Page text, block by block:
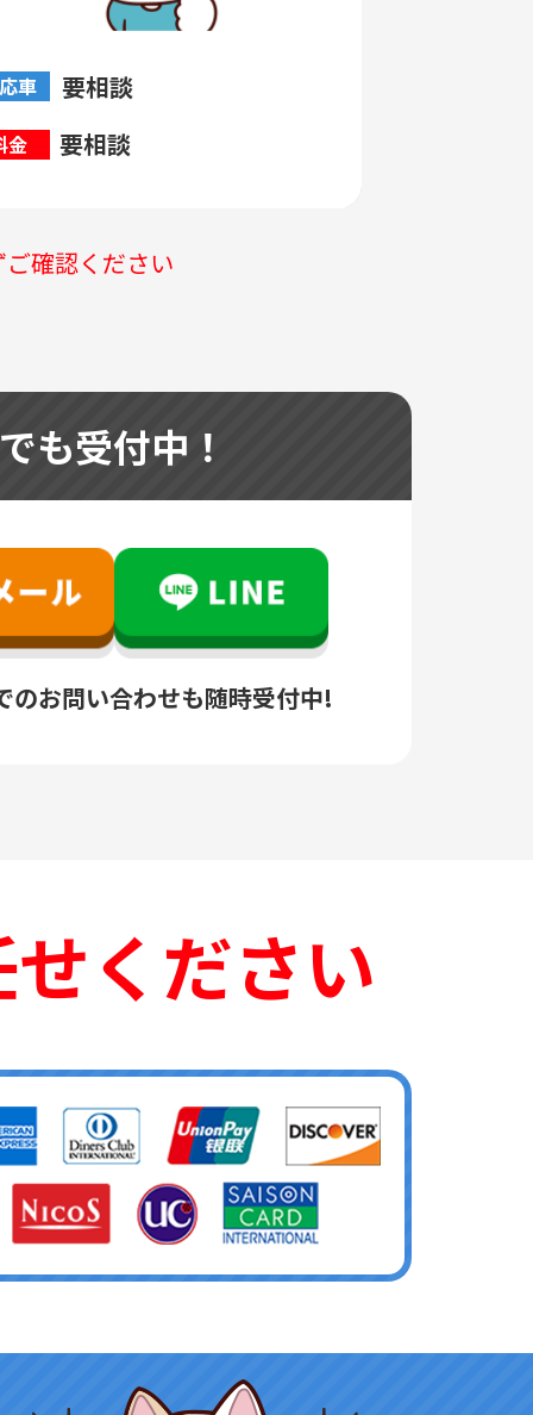
車 要相談
金 要相談
確認ください
も受付中！
のお問い合わせも随時受付中!
ください